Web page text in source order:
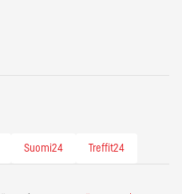
Suomi24 Treffit24